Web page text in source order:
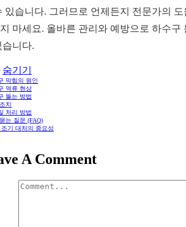
있습니다. 그러므로 언제든지 전문가의
마세요. 올바른 관리와 예방으로 하수구
습니다.
숨기기
막힘의 원인
역류 현상
뚫는 방법
치
처리 방법
는 질문 (FAQ)
기 대처의 중요성
A Comment